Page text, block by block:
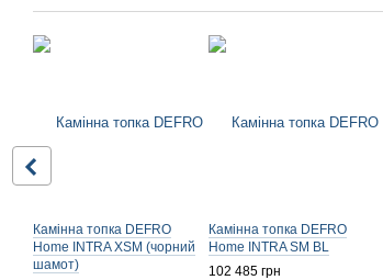
Камінна топка DEFRO
Home INTRA XSM (чорний
шамот)
Камінна топка DEFRO
Home INTRA SM BL
102 485 грн